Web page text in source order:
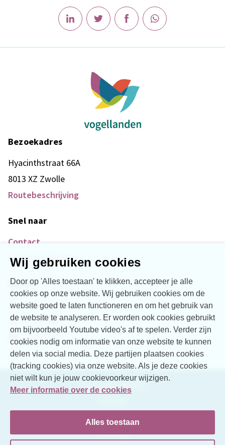
Wij gebruiken cookies
Door op 'Alles toestaan' te klikken, accepteer je alle
cookies op onze website. Wij gebruiken cookies om de
website goed te laten functioneren en om het gebruik van
de website te analyseren. Er worden ook cookies gebruikt
om bijvoorbeeld Youtube video's af te spelen. Verder zijn
cookies nodig om informatie van onze website te kunnen
delen via social media. Deze partijen plaatsen cookies
(tracking cookies) via onze website. Als je deze cookies
niet wilt kun je jouw cookievoorkeur wijzigen.
Meer informatie over de cookies
Alles toestaan
Bezoekadres
Hyacinthstraat 66A
8013 XZ Zwolle
Routebeschrijving
Snel naar
Contact
Over Vogellanden
Social
Facebook
LinkedIn
YouTube
Toegankelijkheid
Disclaimer
Sitemap